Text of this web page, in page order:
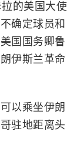
的美国大使
确定球员和
国国务卿鲁
伊斯兰革命
以乘坐伊朗
驻地距离头